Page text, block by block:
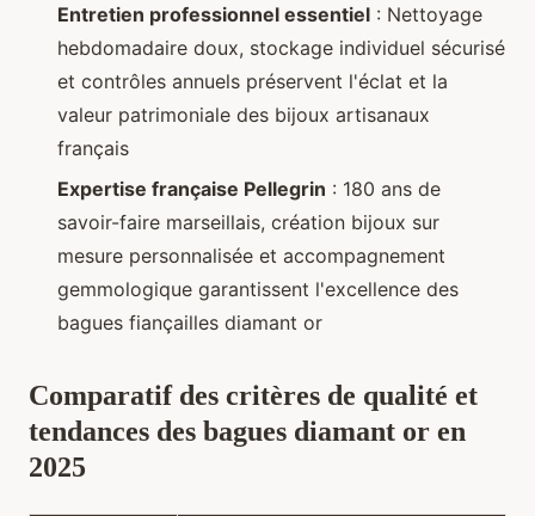
Entretien professionnel essentiel : Nettoyage
hebdomadaire doux, stockage individuel sécurisé
et contrôles annuels préservent l'éclat et la
valeur patrimoniale des bijoux artisanaux
français
Expertise française Pellegrin : 180 ans de
savoir-faire marseillais, création bijoux sur
mesure personnalisée et accompagnement
gemmologique garantissent l'excellence des
bagues fiançailles diamant or
Comparatif des critères de qualité et
tendances des bagues diamant or en
2025